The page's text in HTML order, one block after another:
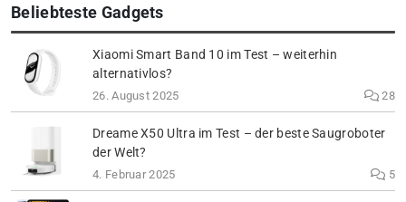
Beliebteste Gadgets
Xiaomi Smart Band 10 im Test – weiterhin
alternativlos?
26. August 2025 28
Dreame X50 Ultra im Test – der beste Saugroboter
der Welt?
4. Februar 2025 5